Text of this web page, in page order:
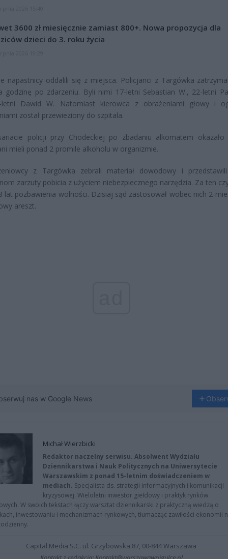
3600 zł miesięcznie zamiast 800+. Nowa propozycja dla
dzieci do 3. roku życia
napastnicy oddalili się z miejsca. Policjanci z Targówka
godzinę po zdarzeniu. Byli nimi 17-letni Sebastian W., 22-letni
Dawid W. Natomiast kierowca z obrażeniami głowy i
został przewieziony do szpitala.
policji przy Chodeckiej po zbadaniu alkomatem
mieli ponad 2 promile alkoholu w organizmie.
z Targówka zebrali materiał dowodowy i
zarzuty pobicia z użyciem niebezpiecznego narzędzia. Za ten
lat pozbawienia wolności. Dzisiaj sąd zastosował wobec nich 2-
areszt.
nas w Google News
Michał Wierzbicki
Redaktor naczelny serwisu. Absolwent Wydziału
Dziennikarstwa i Nauk Politycznych na Uniwersytecie
Warszawskim z ponad 15-letnim doświadczeniem w
mediach. Specjalista ds. strategii informacyjnych i komunikacji
kryzysowej. Wieloletni inwestor giełdowy i praktyk rynków
W swoich tekstach łączy warsztat dziennikarski z praktyczną wiedzą o
inwestowaniu i mechanizmach rynkowych, tłumacząc zawiłości ekonomii
Capital Media S.C. ul. Grzybowska 87, 00-844 Warszawa